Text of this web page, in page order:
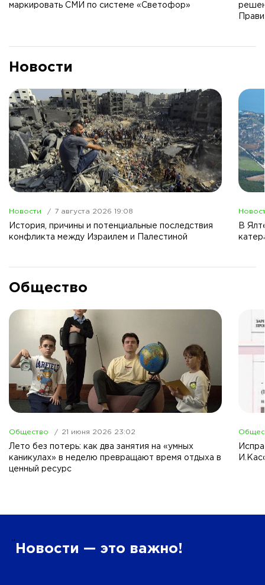
маркировать СМИ по системе «Светофор»
Новости
Новости 7 августа 2026 19:08
История, причины и потенциальные последствия
конфликта между Израилем и Палестиной
В
Общество
Общество 21 июня 2026 23:02
Лето без потерь: как два занятия на «умных
каникулах» в неделю превращают время отдыха в
ценный ресурс
Новости — это важно!